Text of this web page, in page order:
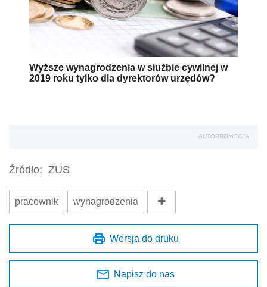
Wyższe wynagrodzenia w służbie cywilnej w
2019 roku tylko dla dyrektorów urzędów?
AUTOPROMOCJA
Źródło: ZUS
pracownik wynagrodzenia
Wersja do druku
Napisz do nas